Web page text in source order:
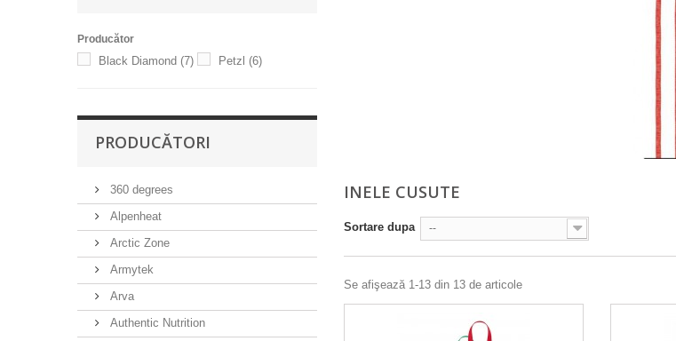
Producător
Black Diamond (7) Petzl (6)
PRODUCĂTORI
360 degrees
Alpenheat
Arctic Zone
Armytek
Arva
Authentic Nutrition
INELE CUSUTE
Sortare dupa --
Se afişează 1-13 din 13 de articole